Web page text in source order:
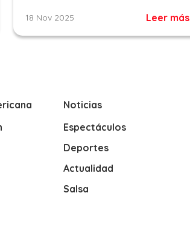
18 Nov 2025 Leer más
Noticias
Espectáculos
Deportes
Actualidad
Salsa